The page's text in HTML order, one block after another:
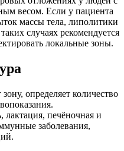
весом. Если у пациента
массы тела, липолитики
случаях рекомендуется
локальные зоны.
определяет количество
лактация, печёночная и
заболевания,